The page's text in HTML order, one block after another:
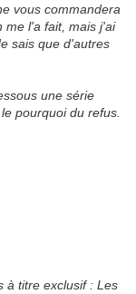
vous commandera
me l'a fait, mais j'ai
sais que d'autres
une série
pourquoi du refus.
à titre exclusif : Les